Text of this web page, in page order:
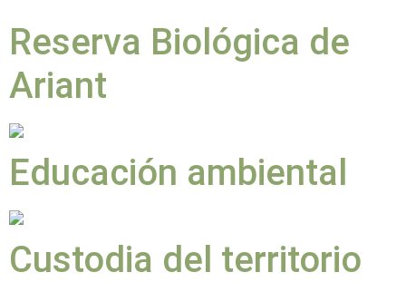
Reserva Biológica de
Ariant
Educación ambiental
Custodia del territorio